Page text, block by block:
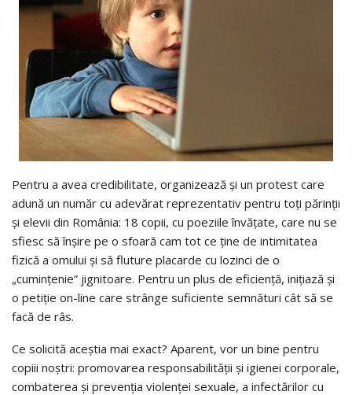
Pentru a avea credibilitate, organizează și un protest care
adună un număr cu adevărat reprezentativ pentru toți părinții
și elevii din România: 18 copii, cu poeziile învățate, care nu se
sfiesc să înșire pe o sfoară cam tot ce ține de intimitatea
fizică a omului și să fluture placarde cu lozinci de o
„cumințenie” jignitoare. Pentru un plus de eficiență, inițiază și
o petiție on-line care strânge suficiente semnături cât să se
facă de râs.
Ce solicită aceștia mai exact? Aparent, vor un bine pentru
copiii noștri: promovarea responsabilității și igienei corporale,
combaterea și prevenția violenței sexuale, a infectărilor cu